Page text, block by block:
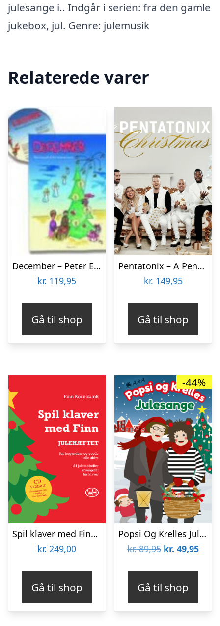
julesange i.. Indgår i serien: fra den gamle
jukebox, jul. Genre: julemusik
Relaterede varer
December – Peter Ettrup Larsen – Bog
kr. 119,95
Gå til shop
Pentatonix – A Pentatonix Christmas – CD
kr. 149,95
Gå til shop
Spil klaver med Finn julehæftet (Inkl. cd)
kr. 249,00
Gå til shop
-44%
Popsi Og Krelles Julesange – Bog
kr.89,95 Den
kr. 89,95.
kr. 49,95Den
kr.
Gå til shop